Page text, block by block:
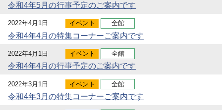
令和4年5月の行事予定のご案内です
2022年4月1日 イベント 全館
令和4年4月の特集コーナーご案内です
2022年4月1日 イベント 全館
令和4年4月の行事予定のご案内です
2022年3月1日 イベント 全館
令和4年3月の特集コーナーご案内です